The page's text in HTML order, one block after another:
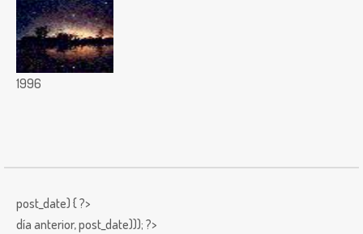
1996
post_date) { ?>
día anterior,post_date))); ?>